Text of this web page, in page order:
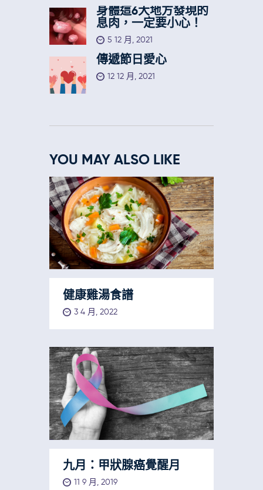
身體這6大地方發現的
息肉，一定要小心！
5 12 月, 2021
傳遞節日愛心
12 12 月, 2021
YOU MAY ALSO LIKE
健康雞湯食譜
3 4 月, 2022
九月：甲狀腺癌覺醒月
11 9 月, 2019